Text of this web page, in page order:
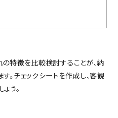
特徴を比較検討することが、納
。チェックシートを作成し、客観
う。